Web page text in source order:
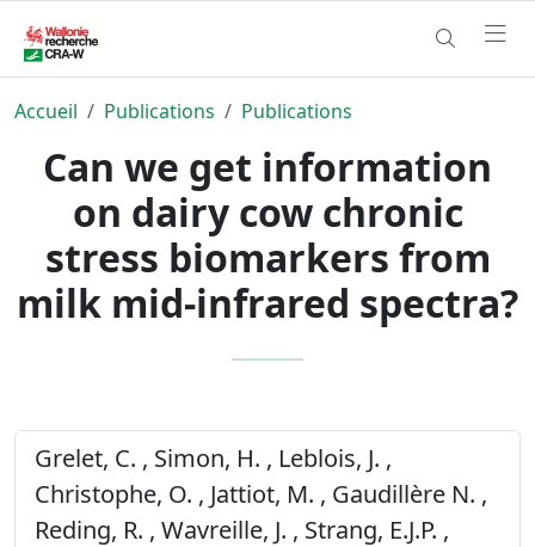
Accueil Publications Publications
Can we get information
on dairy cow chronic
stress biomarkers from
milk mid-infrared spectra?
Grelet, C. , Simon, H. , Leblois, J. ,
Christophe, O. , Jattiot, M. , Gaudillère N. ,
Reding, R. , Wavreille, J. , Strang, E.J.P. ,